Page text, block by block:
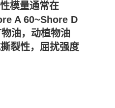
模量通常在
A 60~Shore D
油，动植物油
裂性，屈扰强度